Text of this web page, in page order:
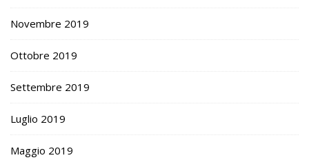
Novembre 2019
Ottobre 2019
Settembre 2019
Luglio 2019
Maggio 2019